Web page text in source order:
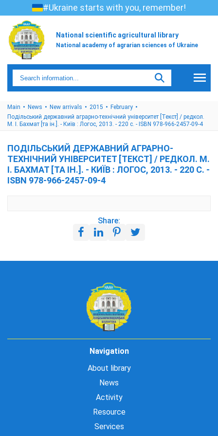
#Ukraine starts with you, remember!
National scientific agricultural library
National academy of agrarian sciences of Ukraine
Main News New arrivals 2015
February
Подільський державний аграрно-технічний університет [Текст] / редкол.
М. І. Бахмат [та ін.]. - Київ : Логос, 2013. - 220 с. - ISBN 978-966-2457-09-4
ПОДІЛЬСЬКИЙ ДЕРЖАВНИЙ АГРАРНО-
ТЕХНІЧНИЙ УНІВЕРСИТЕТ [ТЕКСТ] / РЕДКОЛ. М.
І. БАХМАТ [ТА ІН.]. - КИЇВ : ЛОГОС, 2013. - 220 С. -
ISBN 978-966-2457-09-4
Share:
Navigation
About library
News
Activity
Resource
Services